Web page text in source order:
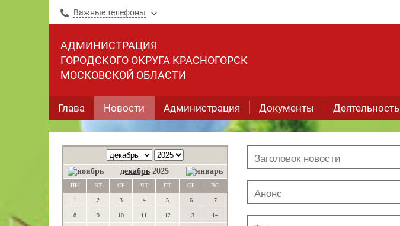
Важные телефоны
АДМИНИСТРАЦИЯ
ГОРОДСКОГО ОКРУГА КРАСНОГОРСК
МОСКОВСКОЙ ОБЛАСТИ
Глава Новости Администрация Документы Деятельность
декабрь 2025
ПН ВТ СР ЧТ ПТ СБ ВС
1 2 3 4 5 6 7
8 9 10 11 12 13 14